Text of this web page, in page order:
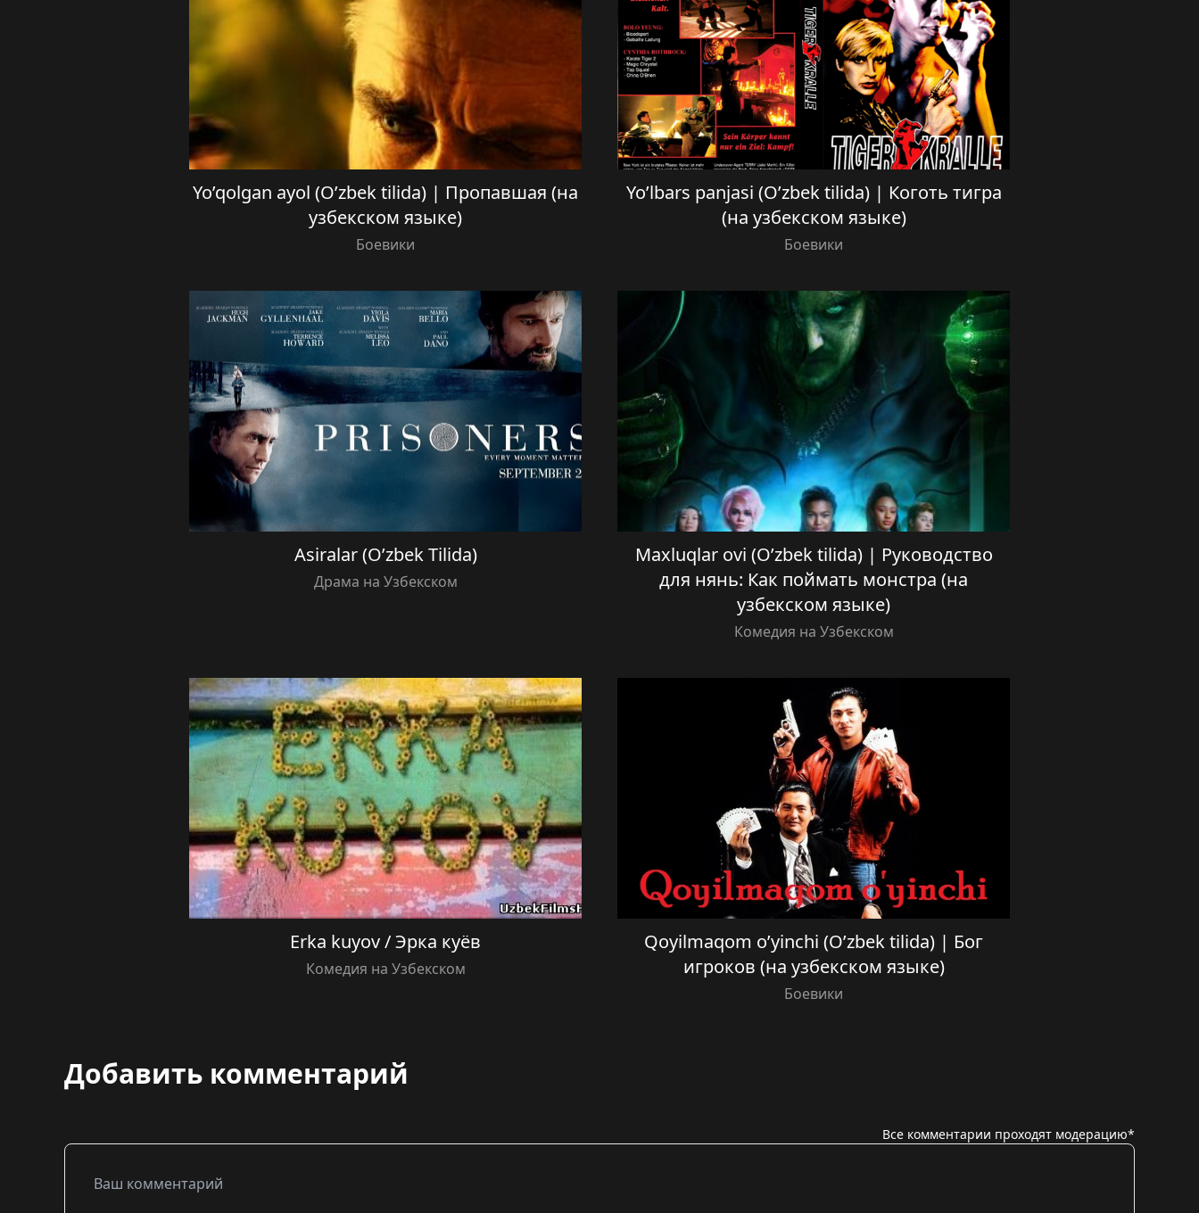
Yo’qolgan ayol (O’zbek tilida) | Пропавшая (на
узбекском языке)
Боевики
Yo’lbars panjasi (O’zbek tilida) | Коготь тигра
(на узбекском языке)
Боевики
Asiralar (O’zbek Tilida)
Драма на Узбекском
Maxluqlar ovi (O’zbek tilida) | Руководство
для нянь: Как поймать монстра (на
узбекском языке)
Комедия на Узбекском
Erka kuyov / Эрка куёв
Комедия на Узбекском
Qoyilmaqom o’yinchi (O’zbek tilida) | Бог
игроков (на узбекском языке)
Боевики
Добавить комментарий
Все комментарии проходят модерацию*